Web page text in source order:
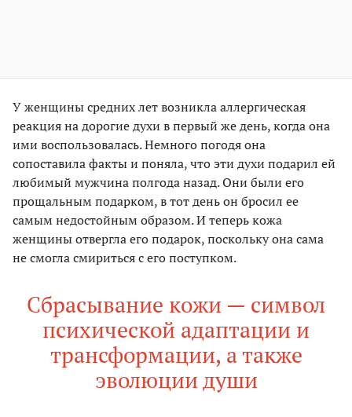
У женщины средних лет возникла аллергическая
реакция на дорогие духи в первый же день, когда она
ими воспользовалась. Немного погодя она
сопоставила факты и поняла, что эти духи подарил ей
любимый мужчина полгода назад. Они были его
прощальным подарком, в тот день он бросил ее
самым недостойным образом. И теперь кожа
женщины отвергла его подарок, поскольку она сама
не смогла смириться с его поступком.
Сбрасывание кожи — символ
психической адаптации и
трансформации, а также
эволюции души